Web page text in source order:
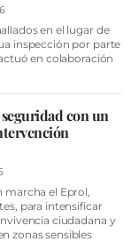
en el lugar de
inspección por parte
en colaboración
con un
marcha el Eprol,
para intensificar
ciudadana y
zonas sensibles